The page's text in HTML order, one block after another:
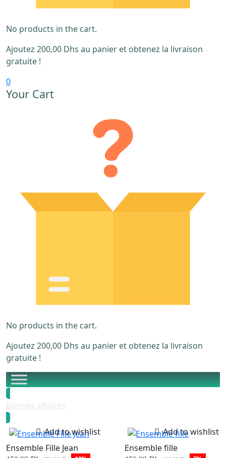
No products in the cart.
Ajoutez 200,00 Dhs au panier et obtenez la livraison
gratuite !
0
Your Cart
No products in the cart.
Ajoutez 200,00 Dhs au panier et obtenez la livraison
gratuite !
Bonnes affaires
Add to wishlist
Ensemble Fille Jean
Add to wishlist
Ensemble fille